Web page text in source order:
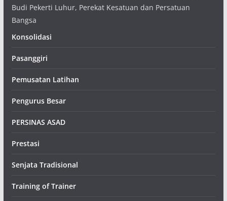
Budi Pekerti Luhur, Perekat Kesatuan dan Persatuan
Bangsa
Konsolidasi
Pasanggiri
Pemusatan Latihan
Pengurus Besar
PERSINAS ASAD
Prestasi
Senjata Tradisional
Training of Trainer